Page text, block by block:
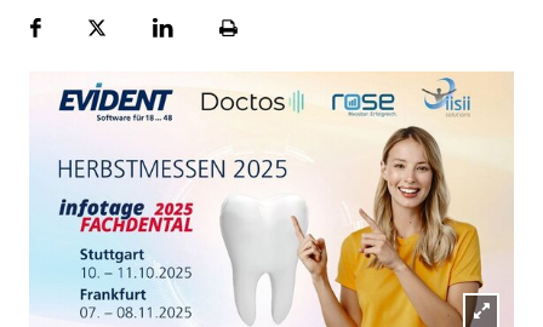
FacebookPlattformLinekdInSeite